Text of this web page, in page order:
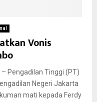
Vonis
Pengadilan Tinggi (PT)
Negeri Jakarta
mati kepada Ferdy